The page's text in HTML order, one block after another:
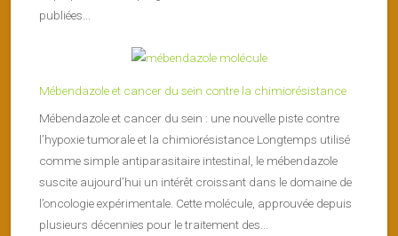
publiées...
Mébendazole et cancer du sein contre la chimiorésistance
Mébendazole et cancer du sein : une nouvelle piste contre
l’hypoxie tumorale et la chimiorésistance Longtemps utilisé
comme simple antiparasitaire intestinal, le mébendazole
suscite aujourd’hui un intérêt croissant dans le domaine de
l’oncologie expérimentale. Cette molécule, approuvée depuis
plusieurs décennies pour le traitement des...